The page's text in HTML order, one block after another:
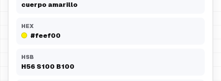
cuerpo amarillo
HEX
#feef00
HSB
H56 S100 B100